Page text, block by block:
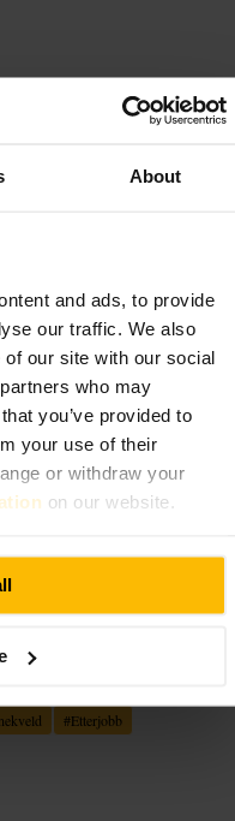
About
and ads, to provide
our traffic. We also
our site with our social
who may
you’ve provided to
your use of their
or withdraw your
on our website.
med middag eller
#Etterjobb